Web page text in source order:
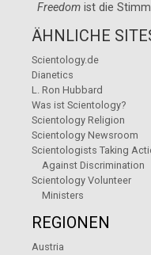
Freedom ist die
ÄHNLICHE
Scientology.de
Dianetics
L. Ron Hubbard
Was ist Scientology?
Scientology Religion
Scientology Newsroom
Scientologists Taking
Against Discrimination
Scientology Volunteer
Ministers
REGIONEN
Austria